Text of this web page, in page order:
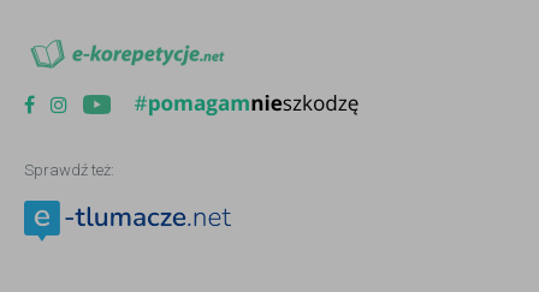
Sprawdź też: